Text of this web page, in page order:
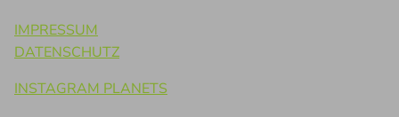
IMPRESSUM
DATENSCHUTZ
INSTAGRAM PLANETS